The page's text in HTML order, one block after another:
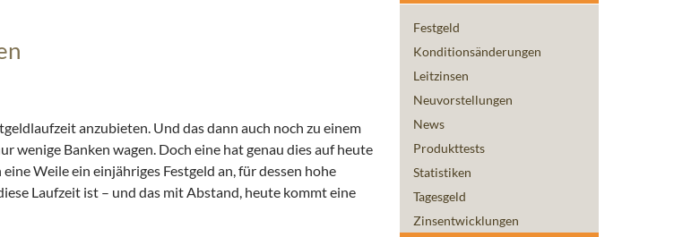
anzubieten. Und das dann auch noch zu einem
wenige Banken wagen. Doch eine hat genau dies auf heute
Weile ein einjähriges Festgeld an, für dessen hohe
Laufzeit ist – und das mit Abstand, heute kommt eine
Festgeld
Konditionsänderungen
Leitzinsen
Neuvorstellungen
News
Produkttests
Statistiken
Tagesgeld
Zinsentwicklungen